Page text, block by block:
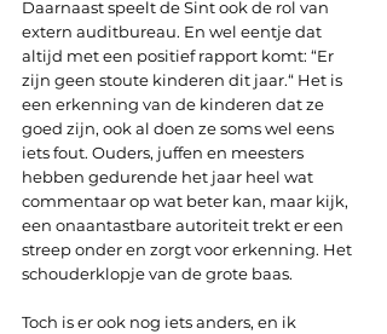
Daarnaast speelt de Sint ook de rol van
extern auditbureau. En wel eentje dat
altijd met een positief rapport komt: “Er
zijn geen stoute kinderen dit jaar.“ Het is
een erkenning van de kinderen dat ze
goed zijn, ook al doen ze soms wel eens
iets fout. Ouders, juffen en meesters
hebben gedurende het jaar heel wat
commentaar op wat beter kan, maar kijk,
een onaantastbare autoriteit trekt er een
streep onder en zorgt voor erkenning. Het
schouderklopje van de grote baas.
Toch is er ook nog iets anders, en ik